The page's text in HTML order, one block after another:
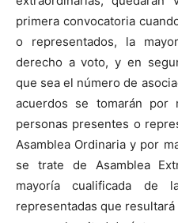
primera convocatoria
o representados, la
derecho a voto, y en
que sea el número de
acuerdos se tomarán por
personas presentes o
Asamblea Ordinaria y por
se trate de Asamblea
mayoría cualificada de
representadas que